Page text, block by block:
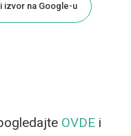
izvor na Google-u
OVDE i